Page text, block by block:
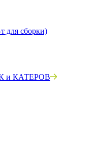
для сборки)
КАТЕРОВ